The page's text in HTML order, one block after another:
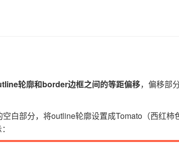
轮廓和border边框之间的等距偏移，偏移部
白部分，将outline轮廓设置成Tomato（西红柿